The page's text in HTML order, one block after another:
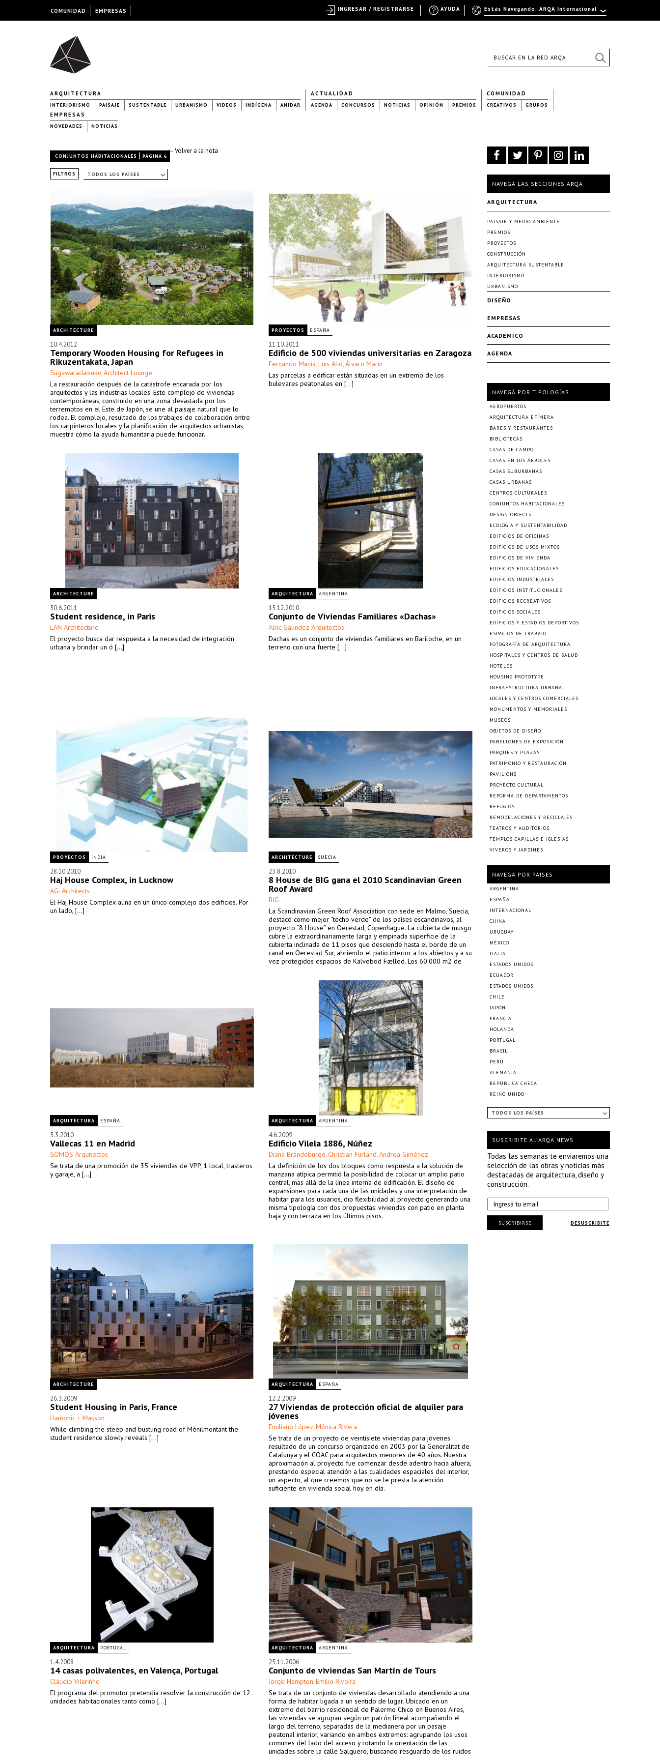
ARQUITECTURA
INTERIORISMO PAISAJE SUSTENTABLE URBANISMO VIDEOS INDÍGENA ANIDAR
ACTUALIDAD
AGENDA CONCURSOS NOTICIAS OPINIÓN PREMIOS
COMUNIDAD
CREATIVOS GRUPOS
EMPRESAS
NOVEDADES NOTICIAS
← Volver a la nota
CONJUNTOS HABITACIONALES | PÁGINA 6
FILTROS TODOS LOS PAÍSES
ARCHITECTURE
10.4.2012
Temporary Wooden Housing for Refugees in
Rikuzentakata, Japan
Sugawaradaisuke, Architect Lounge
La restauración después de la catástrofe encarada por los
arquitectos y las industrias locales. Este complejo de viviendas
contemporáneas, construido en una zona devastada por los
terremotos en el Este de Japón, se une al paisaje natural que lo
rodea. El complejo, resultado de los trabajos de colaboración entre
los carpinteros locales y la planificación de arquitectos urbanistas,
muestra cómo la ayuda humanitaria puede funcionar.
PROYECTOS ESPAÑA
11.10.2011
Edificio de 500 viviendas universitarias en Zaragoza
Fernando Maniá, Luis Alió, Álvaro Marín
Las parcelas a edificar están situadas en un extremo de los
bulevares peatonales en [...]
ARCHITECTURE
30.6.2011
Student residence, in Paris
LAN Architecture
El proyecto busca dar respuesta a la necesidad de integración
urbana y brindar un ó [...]
ARQUITECTURA ARGENTINA
15.12.2010
Conjunto de Viviendas Familiares «Dachas»
Alric Galindez Arquitectos
Dachas es un conjunto de viviendas familiares en Bariloche, en un
terreno con una fuerte [...]
PROYECTOS INDIA
28.10.2010
Haj House Complex, in Lucknow
AGi Architects
El Haj House Complex aúna en un único complejo dos edificios. Por
un lado, [...]
ARCHITECTURE SUECIA
23.8.2010
8 House de BIG gana el 2010 Scandinavian Green
Roof Award
BIG
La Scandinavian Green Roof Association con sede en Malmo, Suecia,
destacó como mejor “techo verde” de los países escandinavos, al
proyecto “8 House” en Oerestad, Copenhague. La cubierta de musgo
cubre la extraordinariamente larga y empinada superficie de la
cubierta inclinada de 11 pisos que desciende hasta el borde de un
canal en Oerestad Sur, abriendo el patio interior a los abiertos y a su
vez protegidos espacios de Kalvebod Fælled. Los 60.000 m2 de
ARQUITECTURA ESPAÑA
3.3.2010
Vallecas 11 en Madrid
SOMOS Arquitectos
Se trata de una promoción de 35 viviendas de VPP, 1 local, trasteros
y garaje, a [...]
ARQUITECTURA ARGENTINA
4.6.2009
Edificio Vilela 1886, Núñez
Diana Brandeburgo, Christian Furland, Andrea Giménez
La definición de los dos bloques como respuesta a la solución de
manzana atípica permitió la posibilidad de colocar un amplio patio
central, mas allá de la línea interna de edificación. El diseño de
expansiones para cada una de las unidades y una interpretación de
habitar para los usuarios, dio flexibilidad al proyecto generando una
misma tipología con dos propuestas: viviendas con patio en planta
baja y con terraza en los últimos pisos.
ARCHITECTURE
26.3.2009
Student Housing in Paris, France
Hamonic + Masson
While climbing the steep and bustling road of Ménilmontant the
student residence slowly reveals [...]
ARQUITECTURA ESPAÑA
12.2.2009
27 Viviendas de protección oficial de alquiler para
jóvenes
Emiliano López, Mónica Rivera
Se trata de un proyecto de veintisiete viviendas para jóvenes
resultado de un concurso organizado en 2003 por la Generalitat de
Catalunya y el COAC para arquitectos menores de 40 años. Nuestra
aproximación al proyecto fue comenzar desde adentro hacia afuera,
prestando especial atención a las cualidades espaciales del interior,
un aspecto, al que creemos que no se le presta la atención
suficiente en vivienda social hoy en día.
ARQUITECTURA PORTUGAL
1.4.2008
14 casas polivalentes, en Valença, Portugal
Cláudio Vilarinho
El programa del promotor pretendía resolver la construcción de 12
unidades habitacionales tanto como [...]
ARQUITECTURA ARGENTINA
25.11.2006
Conjunto de viviendas San Martín de Tours
Jorge Hampton, Emilio Rivoira
Se trata de un conjunto de viviendas desarrollado atendiendo a una
forma de habitar ligada a un sentido de lugar. Ubicado en un
extremo del barrio residencial de Palermo Chico en Buenos Aires,
las viviendas se agrupan según un patrón lineal acompañando el
largo del terreno, separadas de la medianera por un pasaje
peatonal interior, variando en ambos extremos: agrupando los usos
comunes del lado del acceso y rotando la orientación de las
unidades sobre la calle Salguero, buscando resguardo de los ruidos
NAVEGÁ LAS SECCIONES ARQA
ARQUITECTURA
PAISAJE Y MEDIO AMBIENTE
PREMIOS
PROYECTOS
CONSTRUCCIÓN
ARQUITECTURA SUSTENTABLE
INTERIORISMO
URBANISMO
DISEÑO
EMPRESAS
ACADÉMICO
AGENDA
NAVEGÁ POR TIPOLOGÍAS
AEROPUERTOS
ARQUITECTURA EFÍMERA
BARES Y RESTAURANTES
BIBLIOTECAS
CASAS DE CAMPO
CASAS EN LOS ÁRBOLES
CASAS SUBURBANAS
CASAS URBANAS
CENTROS CULTURALES
CONJUNTOS HABITACIONALES
DESIGN OBJECTS
ECOLOGÍA Y SUSTENTABILIDAD
EDIFICIOS DE OFICINAS
EDIFICIOS DE USOS MIXTOS
EDIFICIOS DE VIVIENDA
EDIFICIOS EDUCACIONALES
EDIFICIOS INDUSTRIALES
EDIFICIOS INSTITUCIONALES
EDIFICIOS RECREATIVOS
EDIFICIOS SOCIALES
EDIFICIOS Y ESTADIOS DEPORTIVOS
ESPACIOS DE TRABAJO
FOTOGRAFÍA DE ARQUITECTURA
HOSPITALES Y CENTROS DE SALUD
HOTELES
HOUSING PROTOTYPE
INFRAESTRUCTURA URBANA
LOCALES Y CENTROS COMERCIALES
MONUMENTOS Y MEMORIALES
MUSEOS
OBJETOS DE DISEÑO
PABELLONES DE EXPOSICIÓN
PARQUES Y PLAZAS
PATRIMONIO Y RESTAURACIÓN
PAVILIONS
PROYECTO CULTURAL
REFORMA DE DEPARTAMENTOS
REFUGIOS
REMODELACIONES Y RECICLAJES
TEATROS Y AUDITORIOS
TEMPLOS CAPILLAS E IGLESIAS
VIVEROS Y JARDINES
NAVEGÁ POR PAÍSES
ARGENTINA
ESPAÑA
INTERNACIONAL
CHINA
URUGUAY
MÉXICO
ITALIA
ESTADOS UNIDOS
ECUADOR
ESTADOS UNIDOS
CHILE
JAPÓN
FRANCIA
HOLANDA
PORTUGAL
BRASIL
PERÚ
ALEMANIA
REPÚBLICA CHECA
REINO UNIDO
TODOS LOS PAÍSES
SUSCRIBITE AL ARQA NEWS
Todas las semanas te enviaremos una
selección de las obras y noticias más
destacadas de arquitectura, diseño y
construcción.
DESUSCRIBITE
SUSCRIBIRSE
COMUNIDAD EMPRESAS Estás Navegando: ARQA Internacional
AYUDA
INGRESAR / REGISTRARSE